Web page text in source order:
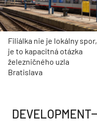
Filiálka nie je lokálny spor,
je to kapacitná otázka
železničného uzla
Bratislava
DEVELOPMENT